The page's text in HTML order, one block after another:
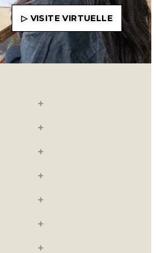
▷ VISITE VIRTUELLE